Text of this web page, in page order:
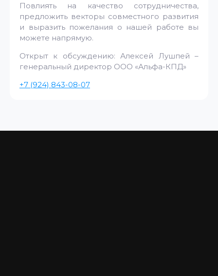
Повлиять на качество сотрудничества,
предложить векторы совместного развития
и выразить пожелания о нашей работе вы
можете напрямую.
Открыт к обсуждению: Алексей Лушпей –
генеральный директор ООО «Альфа-КПД»
+7 (924) 843-08-07